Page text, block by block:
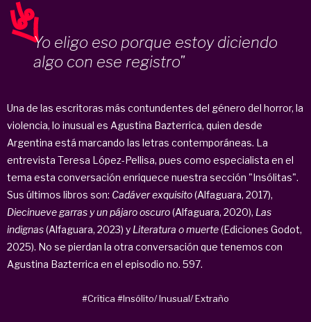
Yo eligo eso porque estoy diciendo
algo con ese registro"
Una de las escritoras más contundentes del género del horror, la
violencia, lo inusual es Agustina Bazterrica, quien desde
Argentina está marcando las letras contemporáneas. La
entrevista Teresa López-Pellisa, pues como especialista en el
tema esta conversación enriquece nuestra sección "Insólitas".
Sus últimos libros son: Cadáver exquisito(Alfaguara, 2017),
Diecinueve garras y un pájaro oscuro(Alfaguara, 2020), Las
indignas(Alfaguara, 2023) y Literatura o muerte(Ediciones Godot,
2025). No se pierdan la otra conversación que tenemos con
Agustina Bazterrica en el episodio no. 597.
#Crítica #Insólito/ Inusual/ Extraño